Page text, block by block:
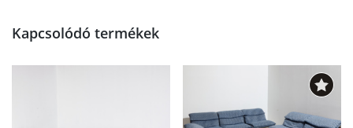
Kapcsolódó termékek